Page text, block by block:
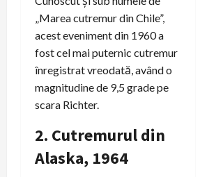
„Marea cutremur din Chile”,
acest eveniment din 1960 a
fost cel mai puternic cutremur
înregistrat vreodată, având o
magnitudine de 9,5 grade pe
scara Richter.
2. Cutremurul din
Alaska, 1964